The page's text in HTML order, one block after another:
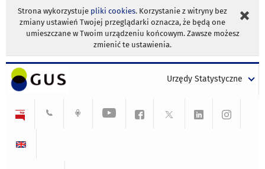
Strona wykorzystuje pliki cookies. Korzystanie z witryny bez
zmiany ustawień Twojej przeglądarki oznacza, że będą one
umieszczane w Twoim urządzeniu końcowym. Zawsze możesz
zmienić te ustawienia.
Urzędy Statystyczne